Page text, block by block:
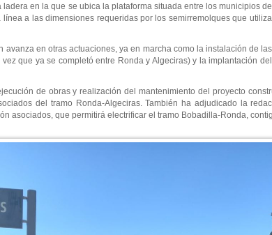
en la que se ubica la plataforma situada entre los municipios
a las dimensiones requeridas por los semirremolques que
en otras actuaciones, ya en marcha como la instalación de
que ya se completó entre Ronda y Algeciras) y la implantación
de obras y realización del mantenimiento del proyecto
del tramo Ronda-Algeciras. También ha adjudicado la
asociados, que permitirá electrificar el tramo Bobadilla-Ronda,